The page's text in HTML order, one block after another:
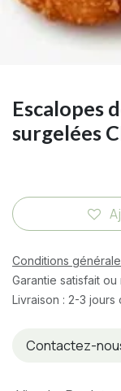
Escalopes
surgelées
Conditions
Garantie satisfait
Livraison : 2-3 jours
Contactez-